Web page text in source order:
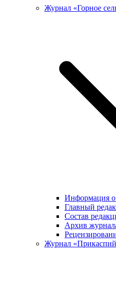
Журнал «Горное
Информация
Главный
Состав
Архив
Журнал